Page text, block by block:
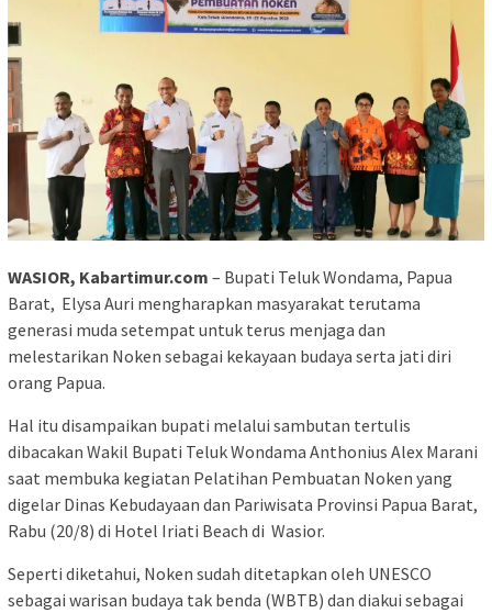
WASIOR, Kabartimur.com – Bupati Teluk Wondama, Papua
Barat, Elysa Auri mengharapkan masyarakat terutama
generasi muda setempat untuk terus menjaga dan
melestarikan Noken sebagai kekayaan budaya serta jati diri
orang Papua.
Hal itu disampaikan bupati melalui sambutan tertulis
dibacakan Wakil Bupati Teluk Wondama Anthonius Alex Marani
saat membuka kegiatan Pelatihan Pembuatan Noken yang
digelar Dinas Kebudayaan dan Pariwisata Provinsi Papua Barat,
Rabu (20/8) di Hotel Iriati Beach di Wasior.
Seperti diketahui, Noken sudah ditetapkan oleh UNESCO
sebagai warisan budaya tak benda (WBTB) dan diakui sebagai